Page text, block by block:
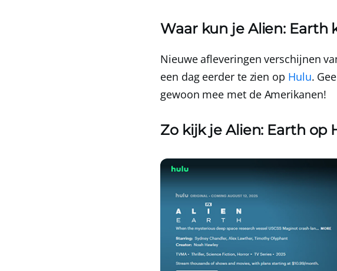
Waar kun je Alien: Earth
Nieuwe afleveringen verschijnen
een dag eerder te zien op Hulu.
gewoon mee met de Amerikanen!
Zo kijk je Alien: Earth op